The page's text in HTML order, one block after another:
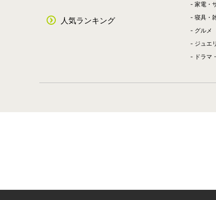
人気ランキング
家電・
寝具・
グルメ
ジュエ
ドラマ